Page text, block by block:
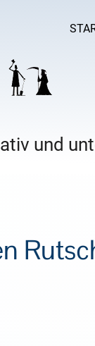
und